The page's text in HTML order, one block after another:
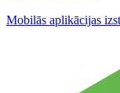
Mobilās aplikācijas